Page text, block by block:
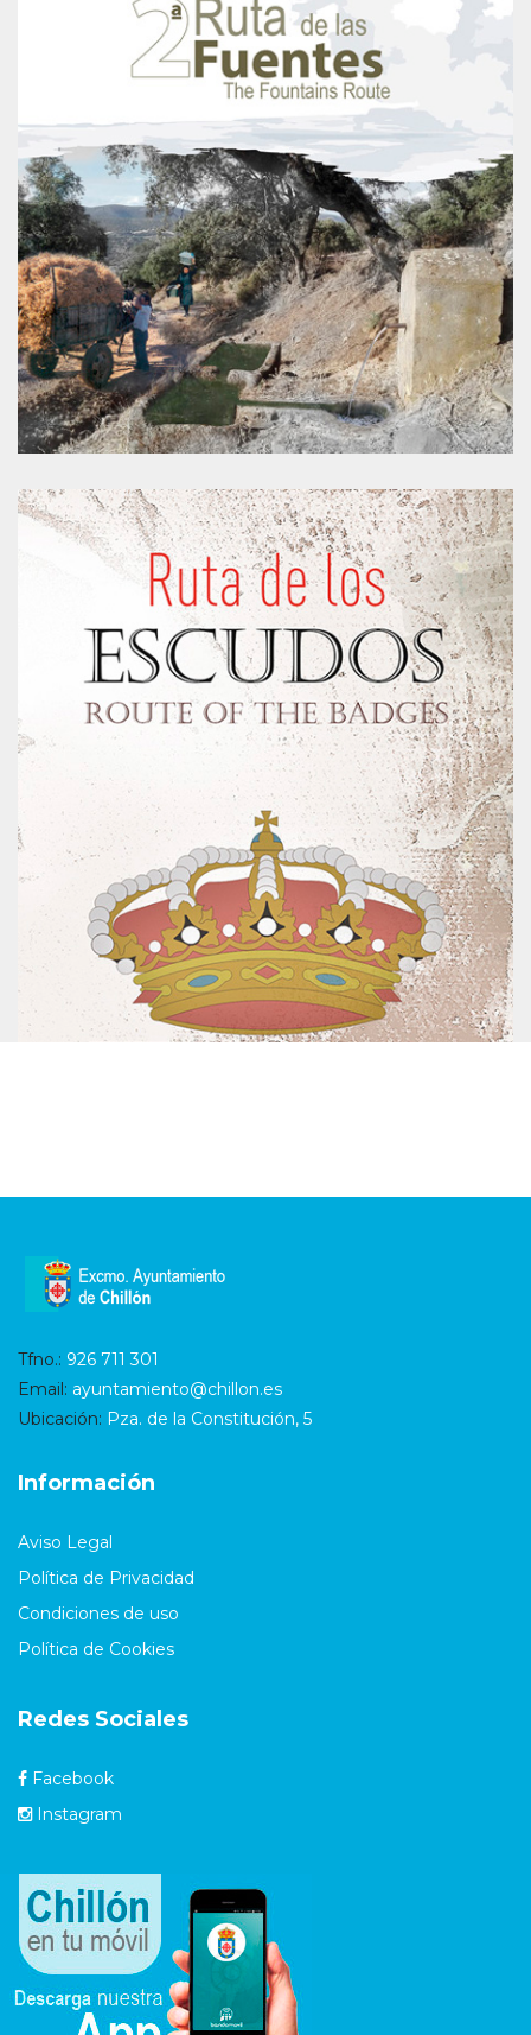
Tfno.: 926 711 301
Email: ayuntamiento@chillon.es
Ubicación: Pza. de la Constitución, 5
Información
Aviso Legal
Política de Privacidad
Condiciones de uso
Política de Cookies
Redes Sociales
Facebook
Instagram